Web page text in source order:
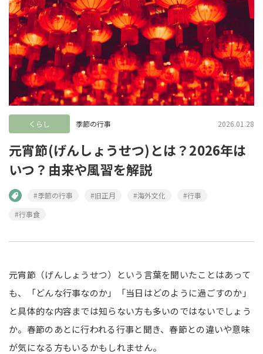
2026.01.28
くらし 季節の行事
元宵節(げんしょうせつ)とは？2026年は
いつ？由来や風習を解説
#季節の行事 #旧正月 #海外文化
#行事
#行事食
元宵節（げんしょうせつ）という言葉を聞いたことはあって
も、「どんな行事なのか」「当日はどのように過ごすのか」
と具体的な内容までは知らない方も多いのではないでしょう
か。春節のあとに行われる行事と聞き、春節との違いや意味
が気になる方もいるかもしれません。